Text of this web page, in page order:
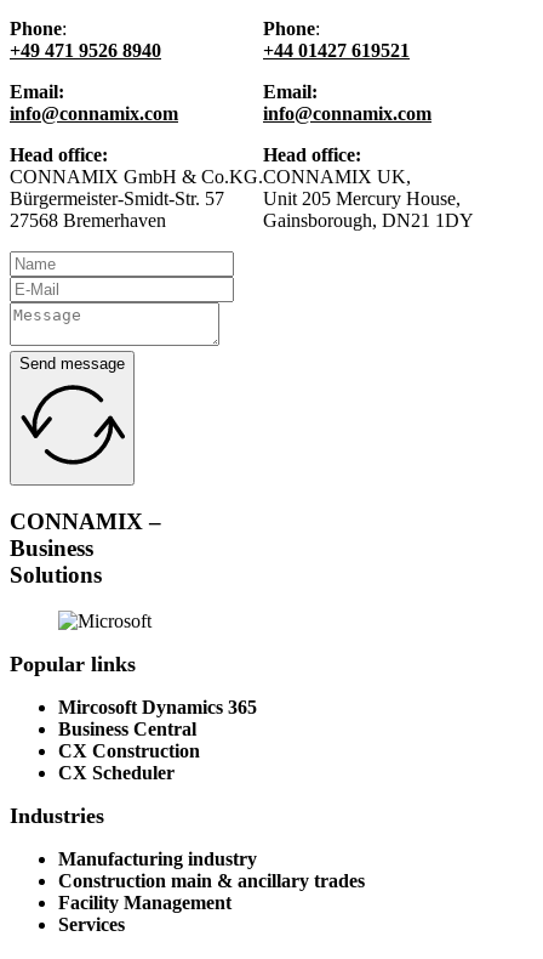
Phone:
+49 471 9526 8940
Email:
info@connamix.com
Head office:
CONNAMIX GmbH & Co.KG.
Bürgermeister-Smidt-Str. 57
27568 Bremerhaven
Phone:
+44 01427 619521
Email:
info@connamix.com
Head office:
CONNAMIX UK,
Unit 205 Mercury House,
Gainsborough, DN21 1DY
Send message
CONNAMIX –
Business
Solutions
Popular links
Mircosoft Dynamics 365
Business Central
CX Construction
CX Scheduler
Industries
Manufacturing industry
Construction main & ancillary trades
Facility Management
Services